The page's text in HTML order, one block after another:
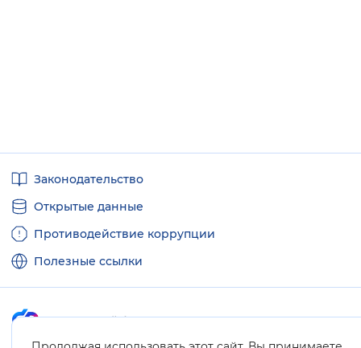
ссылкиЗаконодательство
Открытые данные
Противодействие коррупции
Полезные ссылки